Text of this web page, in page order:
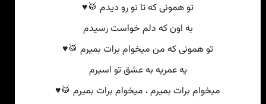
تو همونی که تا تو رو دیدم 🥁♥
به اون که دلم خواست رسیدم
تو همونی که من میخوام برات بمیرم 🥁♥
یه عمریه به عشق تو اسیرم
میخوام برات بمیرم ، میخوام برات بمیرم 🥁♥